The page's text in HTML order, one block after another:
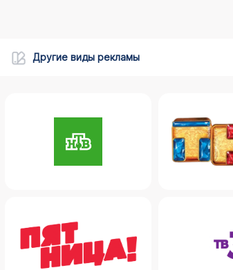
Другие виды рекламы